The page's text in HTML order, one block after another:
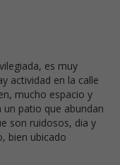
es muy
actividad en la calle
mucho espacio y
patio que abundan
son ruidosos, dia y
bien ubicado